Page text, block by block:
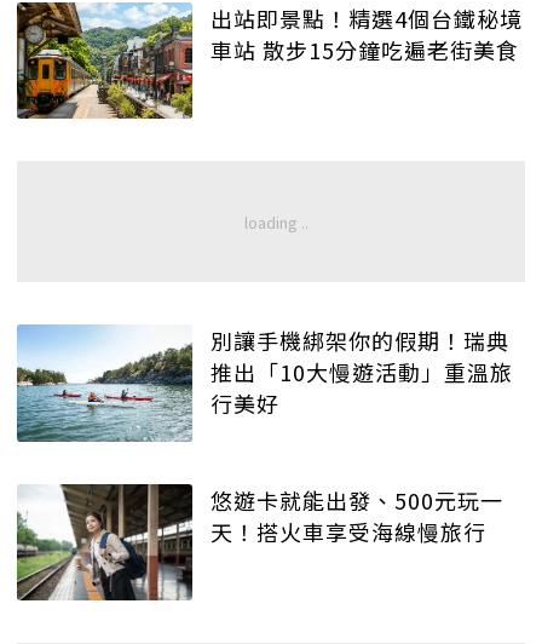
出站即景點！精選4個台鐵秘境
車站 散步15分鐘吃遍老街美食
別讓手機綁架你的假期！瑞典
推出「10大慢遊活動」重溫旅
行美好
悠遊卡就能出發、500元玩一
天！搭火車享受海線慢旅行